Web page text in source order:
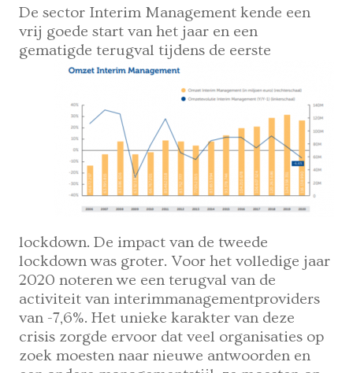
De sector Interim Management kende een
vrij goede start van het jaar en een
gematigde terugval tijdens de eerste
lockdown. De impact van de tweede
lockdown was groter. Voor het volledige jaar
2020 noteren we een terugval van de
activiteit van interimmanagementproviders
van -7,6%. Het unieke karakter van deze
crisis zorgde ervoor dat veel organisaties op
zoek moesten naar nieuwe antwoorden en